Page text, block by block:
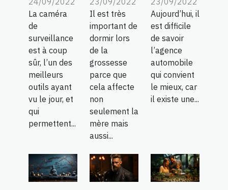
La caméra
de
surveillance
est à coup
sûr, l’un des
meilleurs
outils ayant
vu le jour, et
qui
permettent...
Il est très
important de
dormir lors
de la
grossesse
parce que
cela affecte
non
seulement la
mère mais
aussi...
Aujourd’hui, il
est difficile
de savoir
l’agence
automobile
qui convient
le mieux, car
il existe une...